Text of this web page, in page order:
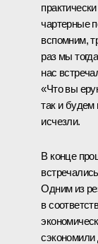
чартерные
вспомним,
раз мы
нас
«Что вы
так и будем
исчезли.
В конце
Одним из
в